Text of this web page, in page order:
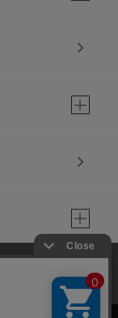
の最適な提供、ト
ています。
に同意したことも